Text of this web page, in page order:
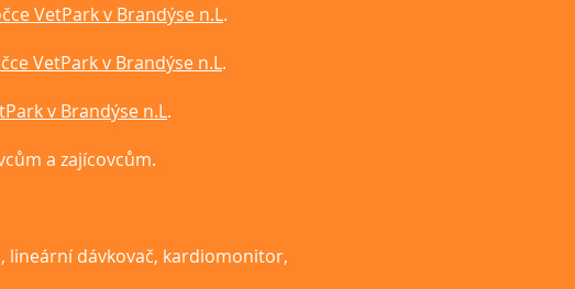
VetPark v Brandýse n.L.
VetPark v Brandýse n.L.
v Brandýse n.L.
a zajícovcům.
lineární dávkovač, kardiomonitor,